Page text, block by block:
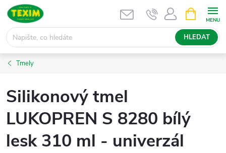
Přejít
obsah
HLEDAT
NÁKUPNÍ
KOŠÍK
Tmely
Silikonový tmel
LUKOPREN S 8280 bílý
lesk 310 ml - univerzál